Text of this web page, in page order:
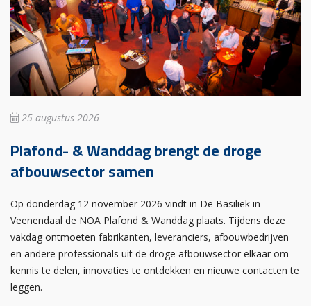
25 augustus 2026
Plafond- & Wanddag brengt de droge
afbouwsector samen
Op donderdag 12 november 2026 vindt in De Basiliek in
Veenendaal de NOA Plafond & Wanddag plaats. Tijdens deze
vakdag ontmoeten fabrikanten, leveranciers, afbouwbedrijven
en andere professionals uit de droge afbouwsector elkaar om
kennis te delen, innovaties te ontdekken en nieuwe contacten te
leggen.